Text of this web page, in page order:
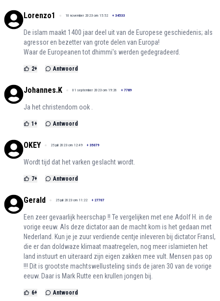
Lorenzo1 10 november 2023 om 15:52 + 34533
De islam maakt 1400 jaar deel uit van de Europese geschiedenis; als
agressor en bezetter van grote delen van Europa!
Waar de Europeanen tot dhimmi's werden gedegradeerd.
2+ Antwoord
Johannes.K 01 september 2023 om 19:26 + 7789
Ja het christendom ook .
1 + Antwoord
OKEY 25 juli 2023 om 12:49 + 35079
Wordt tijd dat het varken geslacht wordt.
7+ Antwoord
Gerald 25 juli 2023 om 11:22 + 27707
Een zeer gevaarlijk heerschap !! Te vergelijken met ene Adolf H. in de
vorige eeuw. Als deze dictator aan de macht kom is het gedaan met
Nederland. Kun je je zuur verdiende centje inleveren bij dictator Fransl,
die er dan doldwaze klimaat maatregelen, nog meer islamieten het
land instuurt en uiteraard zijn eigen zakken mee vult. Mensen pas op
!!! Dit is grootste machtswellusteling sinds de jaren 30 van de vorige
eeuw. Daar is Mark Rutte een krullen jongen bij.
6+ Antwoord